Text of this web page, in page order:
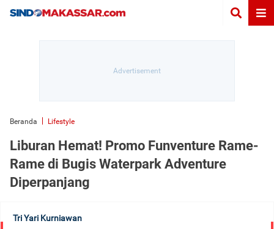
Beranda Lifestyle
Liburan Hemat! Promo Funventure Rame-
Rame di Bugis Waterpark Adventure
Diperpanjang
Tri Yari Kurniawan